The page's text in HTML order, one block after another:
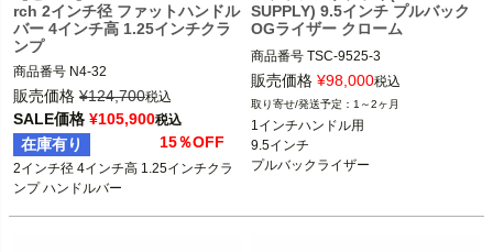
rch 2インチ径 ファットハンドル
バー 4インチ高 1.25インチクラ
ンプ
商品番号 N4-32
スポーツスター、ダイナ、ソフテイル
※油圧クラッチ車は不可
Killer Custom（キラーカスタム）
販売価格 ¥124,700税込
SALE価格 ¥105,900税込
在庫有り 15％OFF
2インチ径 4インチ高 1.25インチクラ
ンプ ハンドルバー
SUPPLY) 9.5インチ プルバック
OGライザー クローム
商品番号 TSC-9525-3
3OT：0602-1051
ライザー用アッパートリプルツリー装
着車
Thrashin Supply（スラッシンサプラ
販売価格 ¥98,000税込
1～2ヶ月
1インチハンドル用
9.5インチ
プルバックライザー